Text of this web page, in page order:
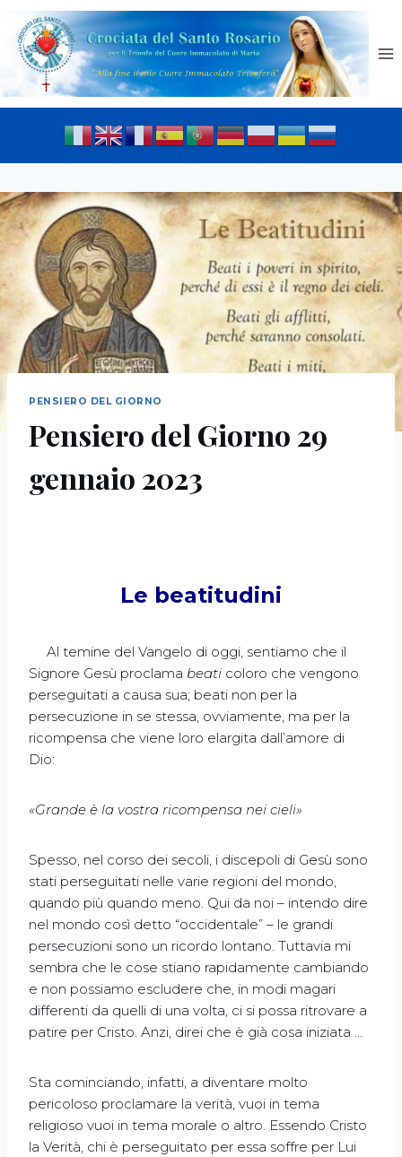
PENSIERO DEL GIORNO
Pensiero del Giorno 29
gennaio 2023
Le beatitudini
Al temine del Vangelo di oggi, sentiamo che il
Signore Gesù proclama beati coloro che vengono
perseguitati a causa sua; beati non per la
persecuzione in se stessa, ovviamente, ma per la
ricompensa che viene loro elargita dall’amore di
Dio:
«Grande è la vostra ricompensa nei cieli»
Spesso, nel corso dei secoli, i discepoli di Gesù sono
stati perseguitati nelle varie regioni del mondo,
quando più quando meno. Qui da noi – intendo dire
nel mondo così detto “occidentale” – le grandi
persecuzioni sono un ricordo lontano. Tuttavia mi
sembra che le cose stiano rapidamente cambiando
e non possiamo escludere che, in modi magari
differenti da quelli di una volta, ci si possa ritrovare a
patire per Cristo. Anzi, direi che è già cosa iniziata …
Sta cominciando, infatti, a diventare molto
pericoloso proclamare la verità, vuoi in tema
religioso vuoi in tema morale o altro. Essendo Cristo
la Verità, chi è perseguitato per essa soffre per Lui